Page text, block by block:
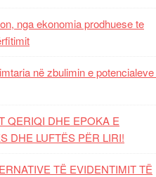
nga ekonomia prodhuese te
në zbulimin e
QERIQI DHE EPOKA E
DHE LUFTЁS PЁR LIRI!
TË EVIDENTIMIT TË